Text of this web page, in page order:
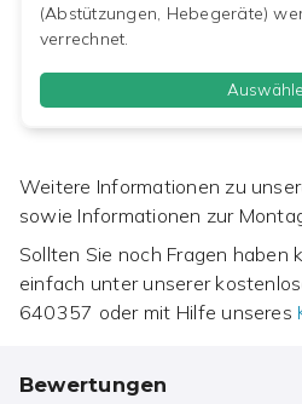
(Abstützungen, Hebegeräte)
verrechnet.
Weitere Informationen zu
sowie Informationen zur
Sollten Sie noch Fragen haben
einfach unter unserer
640357 oder mit Hilfe unseres
Bewertungen